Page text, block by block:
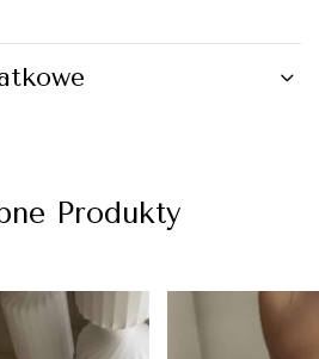
Produkty